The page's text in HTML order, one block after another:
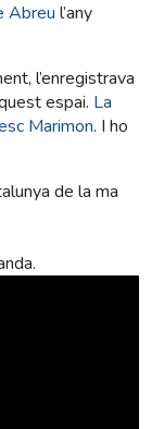
Abreu l’any
l’enregistrava
espai. La
Marimon. I ho
de la ma